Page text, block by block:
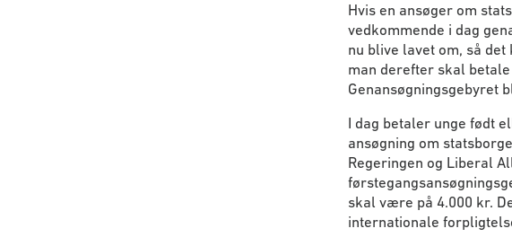
Hvis en ansøger om
vedkommende i dag
nu blive lavet om, så
man derefter skal
Genansøgningsgebyret
I dag betaler unge født
ansøgning om
Regeringen og Liberal
skal være på 4.000 kr.
internationale